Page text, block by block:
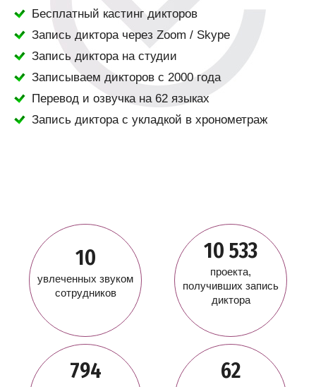
Бесплатный кастинг дикторов
Запись диктора через Zoom / Skype
Запись диктора на студии
Записываем дикторов с 2000 года
Перевод и озвучка на 62 языках
Запись диктора с укладкой в хронометраж
10
увлеченных звуком
сотрудников
10 533
проекта,
получивших запись
диктора
794 62